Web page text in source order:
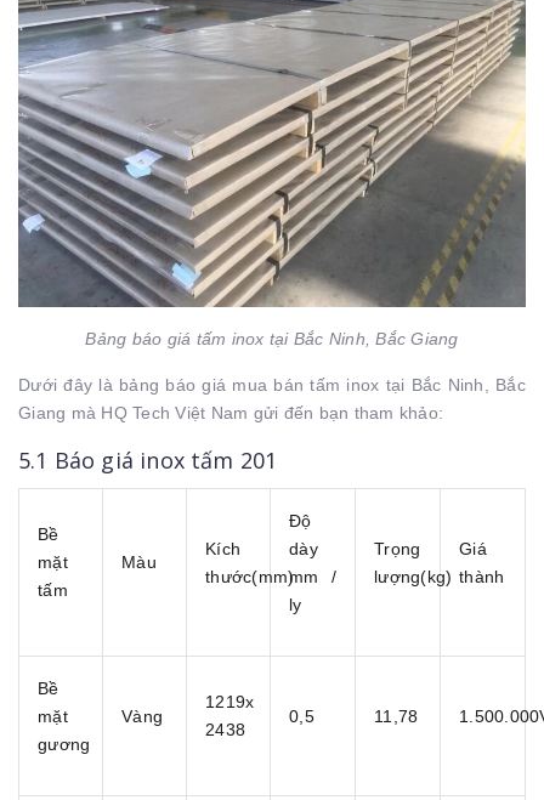
Bảng báo giá tấm inox tại Bắc Ninh, Bắc Giang
Dưới đây là bảng báo giá mua bán tấm inox tại Bắc Ninh, Bắc
Giang mà HQ Tech Việt Nam gửi đến bạn tham khảo:
5.1 Báo giá inox tấm 201
Bề
mặt
tấm
Màu
Kích
thước(mm)
Độ
dày
mm /
ly
Trọng
lượng(kg)
Giá
thành
Bề
mặt
gương
Vàng
1219x
2438
0,5 11,78